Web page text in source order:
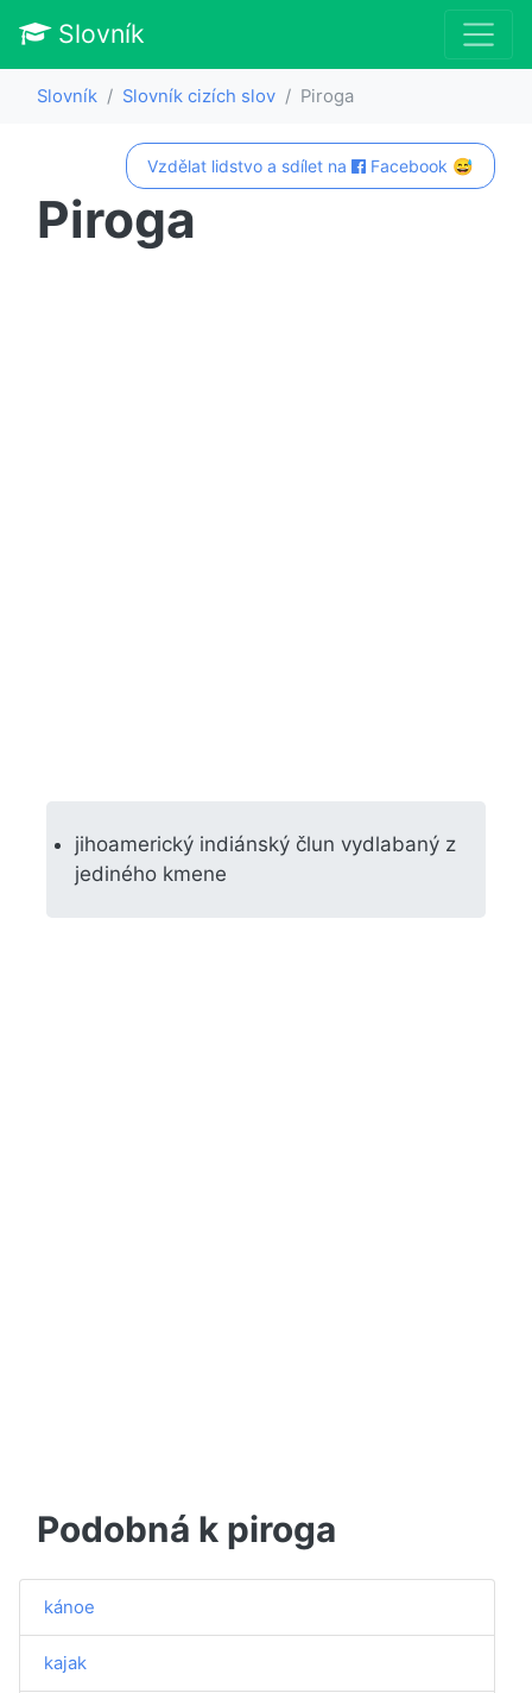
Slovník
Slovník Slovník cizích slov Piroga
Vzdělat lidstvo a sdílet na Facebook 😅
Piroga
jihoamerický indiánský člun vydlabaný z
jediného kmene
Podobná k piroga
kánoe
kajak